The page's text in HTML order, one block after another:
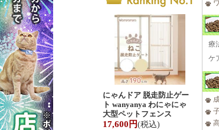
にゃんドア 脱走防止ゲー
ト wanyanya わにゃにゃ
大型ペットフェンス
17,600円(税込)
療
ケ